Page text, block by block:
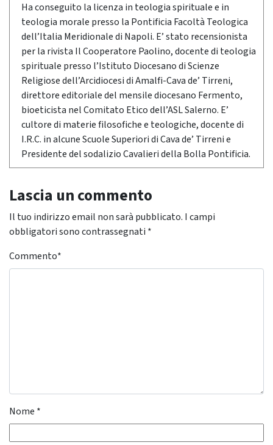
Ha conseguito la licenza in teologia spirituale e in
teologia morale presso la Pontificia Facoltà Teologica
dell’Italia Meridionale di Napoli. E’ stato recensionista
per la rivista Il Cooperatore Paolino, docente di teologia
spirituale presso l’Istituto Diocesano di Scienze
Religiose dell’Arcidiocesi di Amalfi-Cava de’ Tirreni,
direttore editoriale del mensile diocesano Fermento,
bioeticista nel Comitato Etico dell’ASL Salerno. E’
cultore di materie filosofiche e teologiche, docente di
I.R.C. in alcune Scuole Superiori di Cava de’ Tirreni e
Presidente del sodalizio Cavalieri della Bolla Pontificia.
Lascia un commento
Il tuo indirizzo email non sarà pubblicato. I campi
obbligatori sono contrassegnati *
Commento*
Nome *